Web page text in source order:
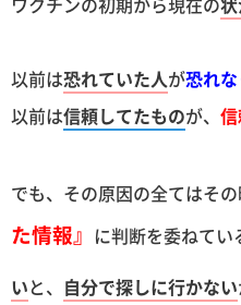
以前は恐れていた人が恐れな
以前は信頼してたものが、
でも、その原因の全てはそ
た情報』 に判断を委ねてい
いと、 自分で探しに行かない